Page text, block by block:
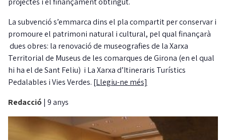
La subvenció s’emmarca dins el pla compartit per conservar i
promoure el patrimoni natural i cultural, pel qual finançarà
dues obres: la renovació de museografies de la Xarxa
Territorial de Museus de les comarques de Girona (en el qual
hi ha el de Sant Feliu) i La Xarxa d’Itineraris Turístics
Pedalables i Vies Verdes. [Llegiu-ne més]
Redacció | 9 anys